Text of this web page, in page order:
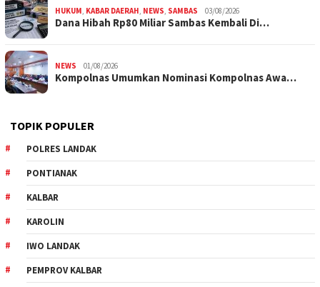
HUKUM, KABAR DAERAH, NEWS, SAMBAS 03/08/2026
Dana Hibah Rp80 Miliar Sambas Kembali Di…
NEWS 01/08/2026
Kompolnas Umumkan Nominasi Kompolnas Awa…
TOPIK POPULER
POLRES LANDAK
PONTIANAK
KALBAR
KAROLIN
IWO LANDAK
PEMPROV KALBAR